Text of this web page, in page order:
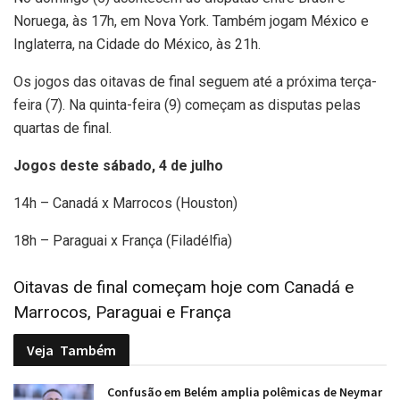
Noruega, às 17h, em Nova York. Também jogam México e
Inglaterra, na Cidade do México, às 21h.
Os jogos das oitavas de final seguem até a próxima terça-
feira (7). Na quinta-feira (9) começam as disputas pelas
quartas de final.
Jogos deste sábado, 4 de julho
14h – Canadá x Marrocos (Houston)
18h – Paraguai x França (Filadélfia)
Oitavas de final começam hoje com Canadá e
Marrocos, Paraguai e França
Veja Também
Confusão em Belém amplia polêmicas de Neymar